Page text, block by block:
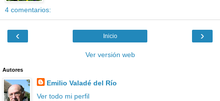
4 comentarios:
‹ ›
Inicio
Ver versión web
Autores
Emilio Valadé del Río
Ver todo mi perfil